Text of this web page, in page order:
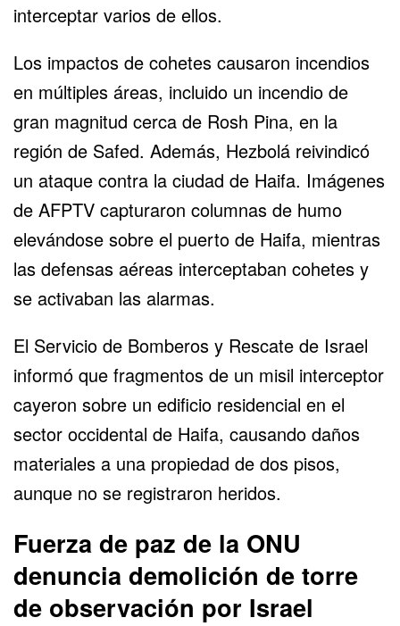
interceptar varios de ellos.
Los impactos de cohetes causaron incendios
en múltiples áreas, incluido un incendio de
gran magnitud cerca de Rosh Pina, en la
región de Safed. Además, Hezbolá reivindicó
un ataque contra la ciudad de Haifa. Imágenes
de AFPTV capturaron columnas de humo
elevándose sobre el puerto de Haifa, mientras
las defensas aéreas interceptaban cohetes y
se activaban las alarmas.
El Servicio de Bomberos y Rescate de Israel
informó que fragmentos de un misil interceptor
cayeron sobre un edificio residencial en el
sector occidental de Haifa, causando daños
materiales a una propiedad de dos pisos,
aunque no se registraron heridos.
Fuerza de paz de la ONU
denuncia demolición de torre
de observación por Israel